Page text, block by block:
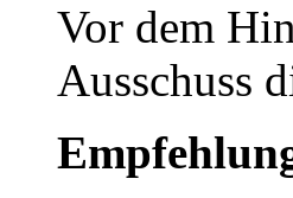
Vor dem
Ausschuss